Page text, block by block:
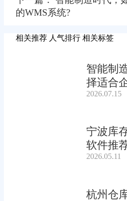
的WMS系统?
相关推荐 人气排行 相关标签
智能制
择适合
2026.07.15
宁波库
软件推
2026.05.11
杭州仓